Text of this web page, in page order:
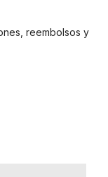
reembolsos y